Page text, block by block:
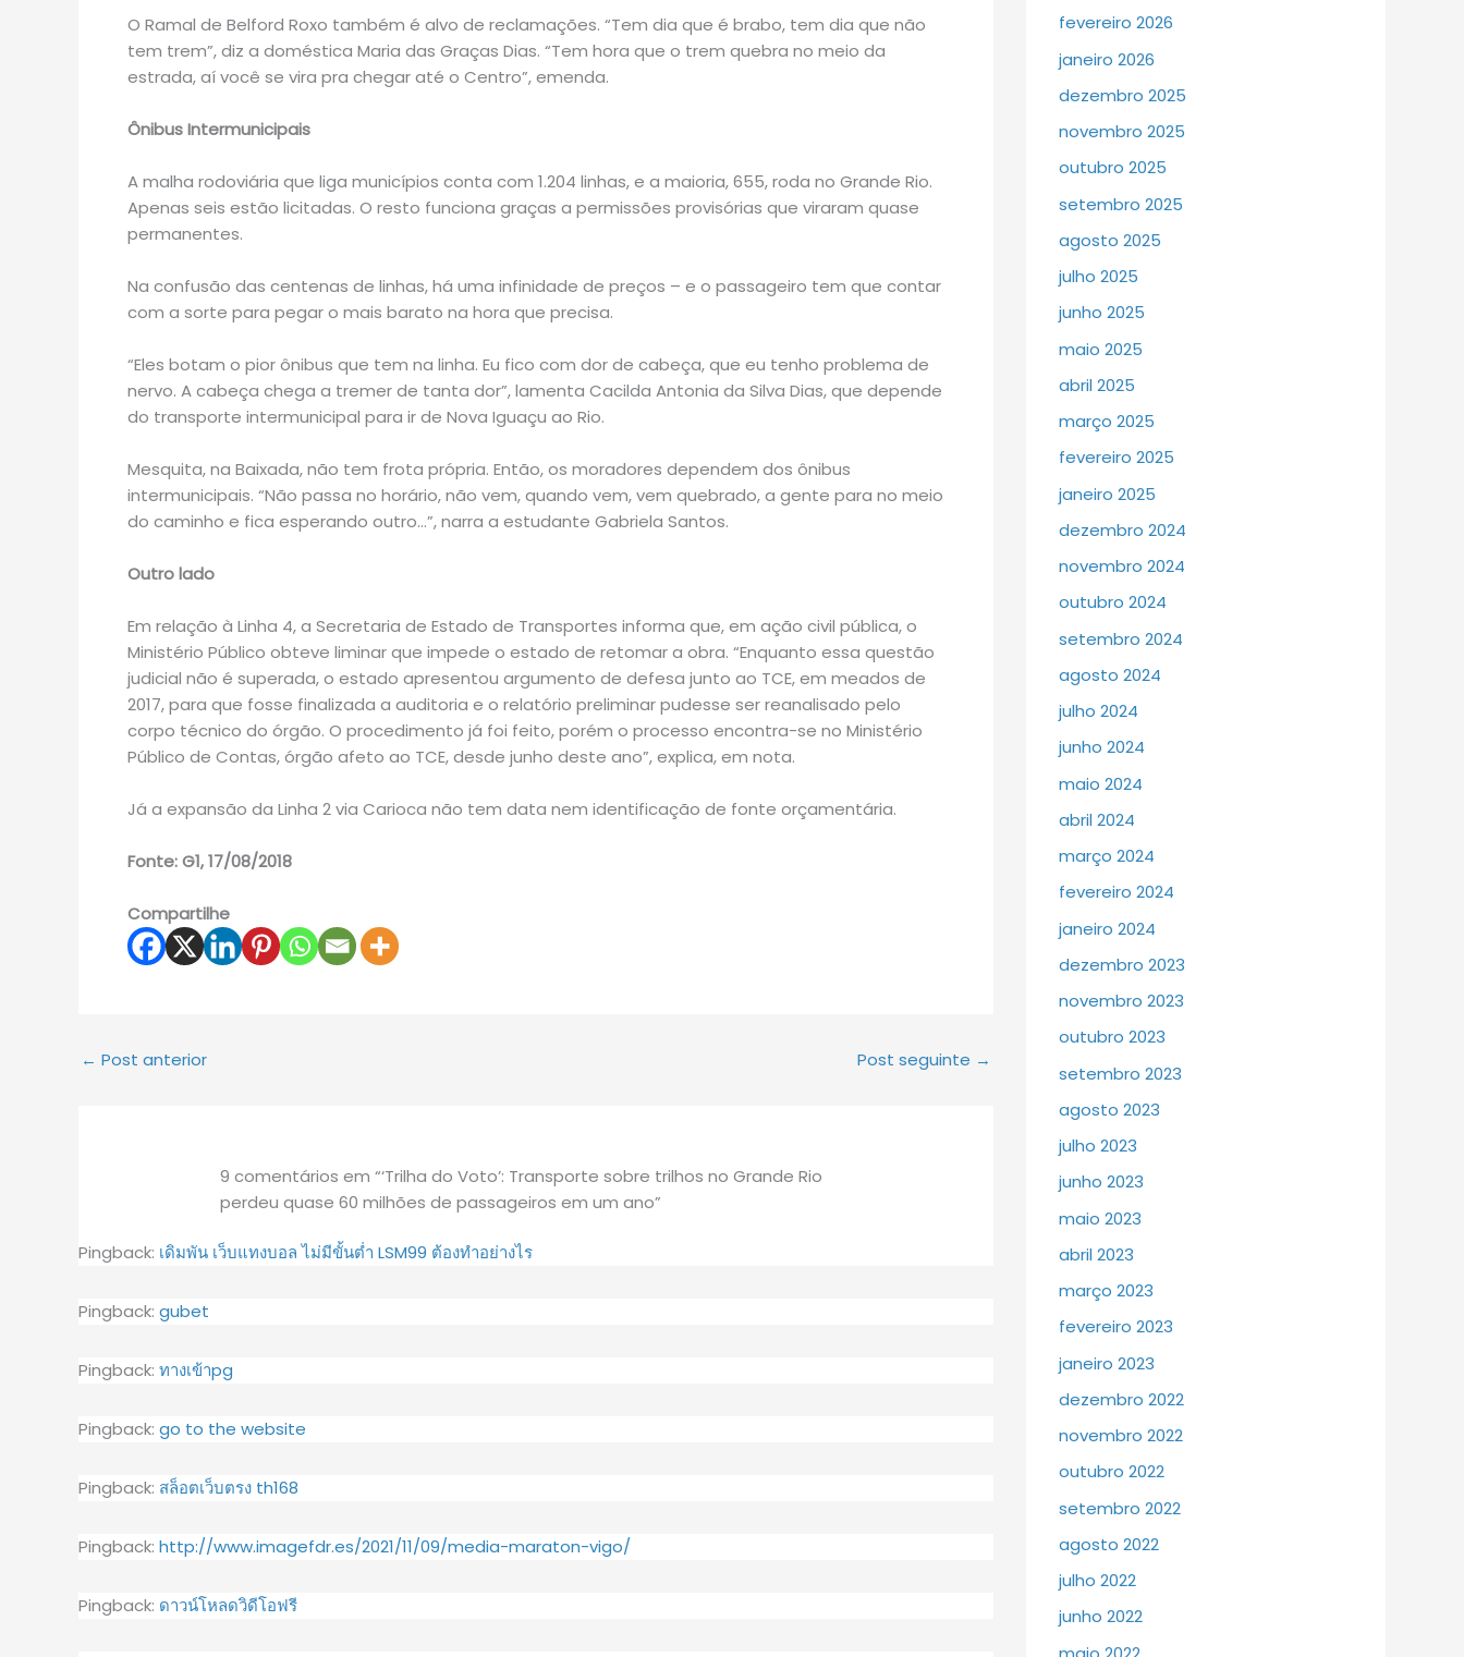
O Ramal de Belford Roxo também é alvo de reclamações. “Tem dia que é brabo, tem dia que não
tem trem”, diz a doméstica Maria das Graças Dias. “Tem hora que o trem quebra no meio da
estrada, aí você se vira pra chegar até o Centro”, emenda.
Ônibus Intermunicipais
A malha rodoviária que liga municípios conta com 1.204 linhas, e a maioria, 655, roda no Grande Rio.
Apenas seis estão licitadas. O resto funciona graças a permissões provisórias que viraram quase
permanentes.
Na confusão das centenas de linhas, há uma infinidade de preços – e o passageiro tem que contar
com a sorte para pegar o mais barato na hora que precisa.
“Eles botam o pior ônibus que tem na linha. Eu fico com dor de cabeça, que eu tenho problema de
nervo. A cabeça chega a tremer de tanta dor”, lamenta Cacilda Antonia da Silva Dias, que depende
do transporte intermunicipal para ir de Nova Iguaçu ao Rio.
Mesquita, na Baixada, não tem frota própria. Então, os moradores dependem dos ônibus
intermunicipais. “Não passa no horário, não vem, quando vem, vem quebrado, a gente para no meio
do caminho e fica esperando outro…”, narra a estudante Gabriela Santos.
Outro lado
Em relação à Linha 4, a Secretaria de Estado de Transportes informa que, em ação civil pública, o
Ministério Público obteve liminar que impede o estado de retomar a obra. “Enquanto essa questão
judicial não é superada, o estado apresentou argumento de defesa junto ao TCE, em meados de
2017, para que fosse finalizada a auditoria e o relatório preliminar pudesse ser reanalisado pelo
corpo técnico do órgão. O procedimento já foi feito, porém o processo encontra-se no Ministério
Público de Contas, órgão afeto ao TCE, desde junho deste ano”, explica, em nota.
Já a expansão da Linha 2 via Carioca não tem data nem identificação de fonte orçamentária.
Fonte: G1, 17/08/2018
Compartilhe
← Post anterior Post seguinte →
9 comentários em “‘Trilha do Voto’: Transporte sobre trilhos no Grande Rio
perdeu quase 60 milhões de passageiros em um ano”
Pingback: เดิมพัน เว็บแทงบอล ไม่มีขั้นต่ำ LSM99 ต้องทำอย่างไร
Pingback: gubet
Pingback: ทางเข้าpg
Pingback: go to the website
Pingback: สล็อตเว็บตรง th168
Pingback: http://www.imagefdr.es/2021/11/09/media-maraton-vigo/
Pingback: ดาวน์โหลดวิดีโอฟรี
fevereiro 2026
janeiro 2026
dezembro 2025
novembro 2025
outubro 2025
setembro 2025
agosto 2025
julho 2025
junho 2025
maio 2025
abril 2025
março 2025
fevereiro 2025
janeiro 2025
dezembro 2024
novembro 2024
outubro 2024
setembro 2024
agosto 2024
julho 2024
junho 2024
maio 2024
abril 2024
março 2024
fevereiro 2024
janeiro 2024
dezembro 2023
novembro 2023
outubro 2023
setembro 2023
agosto 2023
julho 2023
junho 2023
maio 2023
abril 2023
março 2023
fevereiro 2023
janeiro 2023
dezembro 2022
novembro 2022
outubro 2022
setembro 2022
agosto 2022
julho 2022
junho 2022